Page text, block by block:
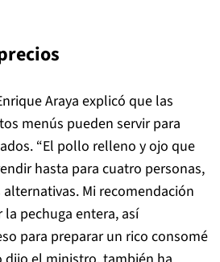
Araya explicó que las
menús pueden servir para
“El pollo relleno y ojo que
hasta para cuatro personas,
Mi recomendación
pechuga entera, así
para preparar un rico consomé